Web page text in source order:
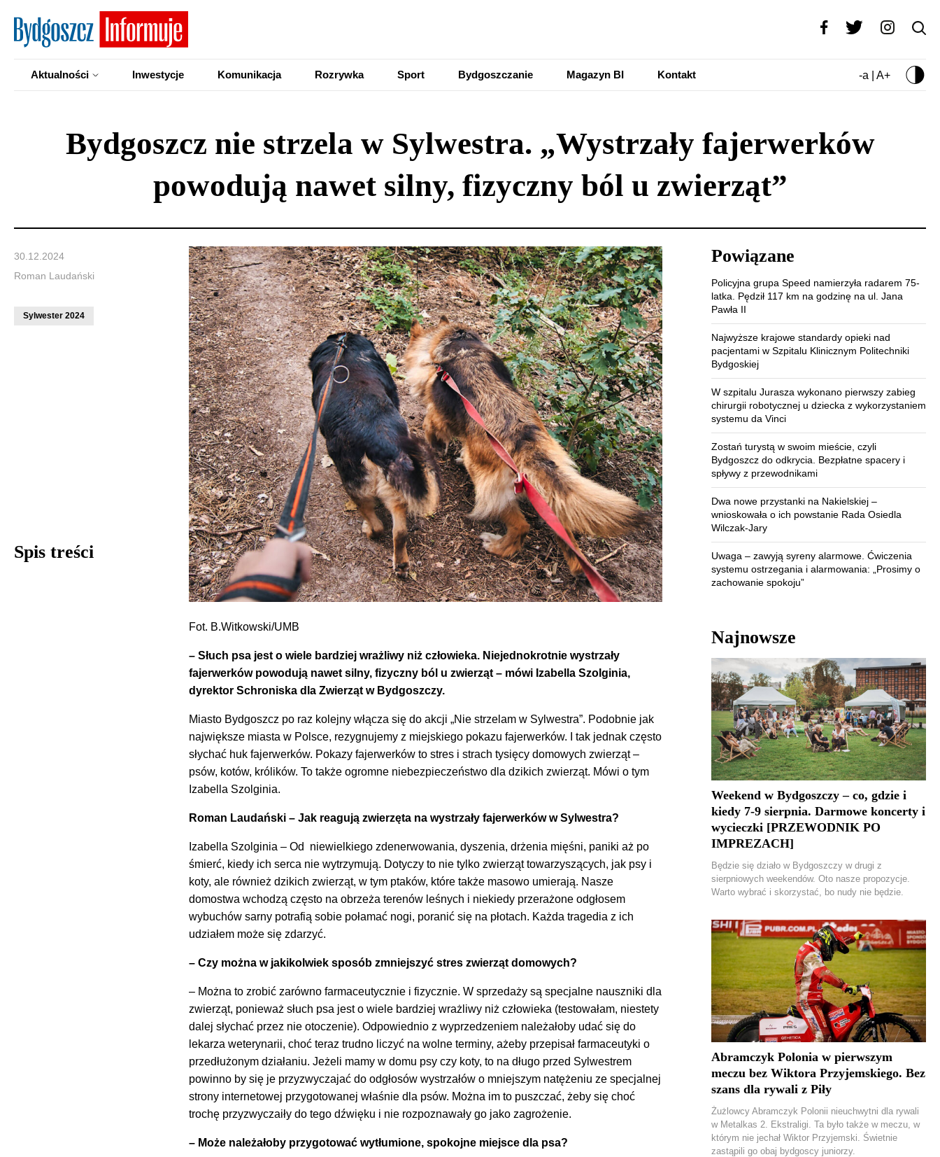
Aktualności Inwestycje Komunikacja Rozrywka Sport Bydgoszczanie Magazyn BI Kontakt -a | A+
Bydgoszcz nie strzela w Sylwestra. „Wystrzały fajerwerków
powodują nawet silny, fizyczny ból u zwierząt”
30.12.2024
Roman Laudański
Sylwester 2024
Spis treści
Fot. B.Witkowski/UMB
– Słuch psa jest o wiele bardziej wrażliwy niż człowieka. Niejednokrotnie wystrzały
fajerwerków powodują nawet silny, fizyczny ból u zwierząt – mówi Izabella Szolginia,
dyrektor Schroniska dla Zwierząt w Bydgoszczy.
Miasto Bydgoszcz po raz kolejny włącza się do akcji „Nie strzelam w Sylwestra”. Podobnie jak
największe miasta w Polsce, rezygnujemy z miejskiego pokazu fajerwerków. I tak jednak często
słychać huk fajerwerków. Pokazy fajerwerków to stres i strach tysięcy domowych zwierząt –
psów, kotów, królików. To także ogromne niebezpieczeństwo dla dzikich zwierząt. Mówi o tym
Izabella Szolginia.
Roman Laudański – Jak reagują zwierzęta na wystrzały fajerwerków w Sylwestra?
Izabella Szolginia – Od niewielkiego zdenerwowania, dyszenia, drżenia mięśni, paniki aż po
śmierć, kiedy ich serca nie wytrzymują. Dotyczy to nie tylko zwierząt towarzyszących, jak psy i
koty, ale również dzikich zwierząt, w tym ptaków, które także masowo umierają. Nasze
domostwa wchodzą często na obrzeża terenów leśnych i niekiedy przerażone odgłosem
wybuchów sarny potrafią sobie połamać nogi, poranić się na płotach. Każda tragedia z ich
udziałem może się zdarzyć.
– Czy można w jakikolwiek sposób zmniejszyć stres zwierząt domowych?
– Można to zrobić zarówno farmaceutycznie i fizycznie. W sprzedaży są specjalne nauszniki dla
zwierząt, ponieważ słuch psa jest o wiele bardziej wrażliwy niż człowieka (testowałam, niestety
dalej słychać przez nie otoczenie). Odpowiednio z wyprzedzeniem należałoby udać się do
lekarza weterynarii, choć teraz trudno liczyć na wolne terminy, ażeby przepisał farmaceutyki o
przedłużonym działaniu. Jeżeli mamy w domu psy czy koty, to na długo przed Sylwestrem
powinno by się je przyzwyczajać do odgłosów wystrzałów o mniejszym natężeniu ze specjalnej
strony internetowej przygotowanej właśnie dla psów. Można im to puszczać, żeby się choć
trochę przyzwyczaiły do tego dźwięku i nie rozpoznawały go jako zagrożenie.
– Może należałoby przygotować wytłumione, spokojne miejsce dla psa?
Powiązane
Policyjna grupa Speed namierzyła radarem 75-
latka. Pędził 117 km na godzinę na ul. Jana
Pawła II
Najwyższe krajowe standardy opieki nad
pacjentami w Szpitalu Klinicznym Politechniki
Bydgoskiej
W szpitalu Jurasza wykonano pierwszy zabieg
chirurgii robotycznej u dziecka z wykorzystaniem
systemu da Vinci
Zostań turystą w swoim mieście, czyli
Bydgoszcz do odkrycia. Bezpłatne spacery i
spływy z przewodnikami
Dwa nowe przystanki na Nakielskiej –
wnioskowała o ich powstanie Rada Osiedla
Wilczak-Jary
Uwaga – zawyją syreny alarmowe. Ćwiczenia
systemu ostrzegania i alarmowania: „Prosimy o
zachowanie spokoju”
Najnowsze
Weekend w Bydgoszczy – co, gdzie i
kiedy 7-9 sierpnia. Darmowe koncerty i
wycieczki [PRZEWODNIK PO
IMPREZACH]
Będzie się działo w Bydgoszczy w drugi z
sierpniowych weekendów. Oto nasze propozycje.
Warto wybrać i skorzystać, bo nudy nie będzie.
Abramczyk Polonia w pierwszym
meczu bez Wiktora Przyjemskiego. Bez
szans dla rywali z Piły
Żużlowcy Abramczyk Polonii nieuchwytni dla rywali
w Metalkas 2. Ekstraligi. Ta było także w meczu, w
którym nie jechał Wiktor Przyjemski. Świetnie
zastąpili go obaj bydgoscy juniorzy.